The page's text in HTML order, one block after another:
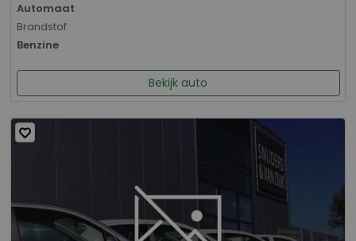
Automaat
Brandstof
Benzine
Bekijk auto